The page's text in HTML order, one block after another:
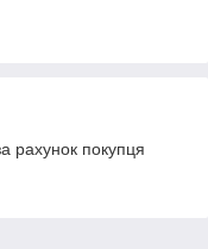
рахунок покупця